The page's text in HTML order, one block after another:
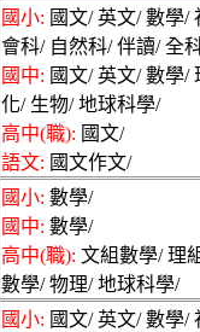
國小: 國文/ 英文/ 數學/
會科/ 自然科/ 伴讀/ 全
國中: 國文/ 英文/ 數學/
化/ 生物/ 地球科學/
高中(職): 國文/
語文: 國文作文/
國小: 數學/
國中: 數學/
高中(職): 文組數學/ 理
數學/ 物理/ 地球科學/
國小: 國文/ 英文/ 數學/